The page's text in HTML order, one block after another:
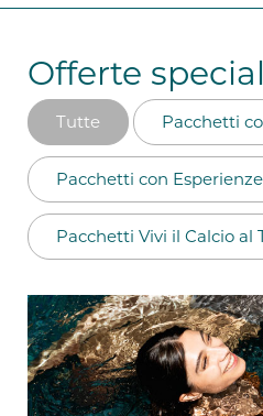
Offerte
Tutte Pacchetti
Pacchetti con
Pacchetti Vivi il Calcio al